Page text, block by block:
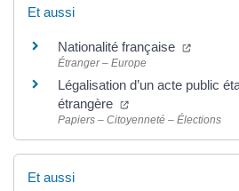
Et aussi
Nationalité française
Étranger – Europe
Légalisation d’un acte public
étrangère
Papiers – Citoyenneté – Élections
Et aussi